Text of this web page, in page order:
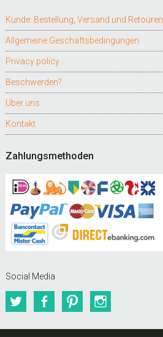
Kunde: Bestellung, Versand und Retouren
Allgemeine Geschäftsbedingungen
Privacy policy
Beschwerden?
Über uns
Kontakt
Zahlungsmethoden
Social Media
TwitterFacebookPinterest